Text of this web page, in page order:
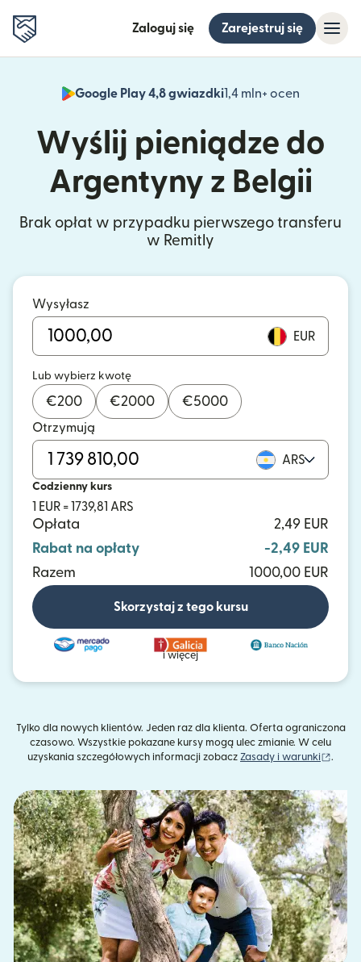
Zaloguj się Zarejestruj się
Google Play 4,8 gwiazdki1,4 mln+ ocen
(otwiera
Wyślij pieniądze do
Argentyny z Belgii
Brak opłat w przypadku pierwszego transferu
w Remitly
Wysyłasz
EUR
Lub wybierz kwotę
€200 €2000 €5000
Otrzymują
ARS
Codzienny kurs
1 EUR = 1739,81 ARS
Opłata
2,49 EUR
Rabat na opłaty
-2,49 EUR
Razem
1000,00 EUR
Skorzystaj z tego kursu
i więcej
Tylko dla nowych klientów. Jeden raz dla klienta. Oferta ograniczona
czasowo. Wszystkie pokazane kursy mogą ulec zmianie. W celu
uzyskania szczegółowych informacji zobacz Zasady i warunki .